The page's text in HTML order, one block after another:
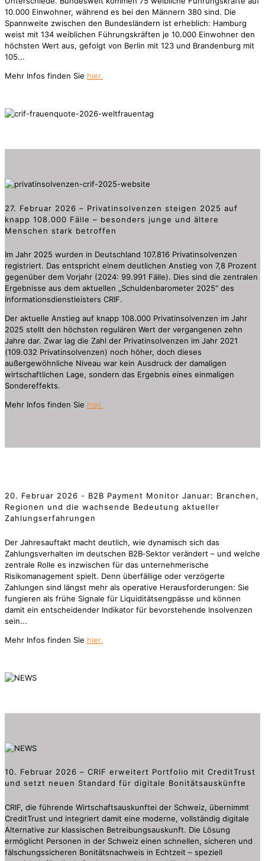
10.000 Einwohner, während es bei den Männern 380 sind. Die
Spannweite zwischen den Bundesländern ist erheblich: Hamburg
weist mit 134 weiblichen Führungskräften je 10.000 Einwohner den
höchsten Wert aus, gefolgt von Berlin mit 123 und Brandenburg mit
105...
Mehr Infos finden Sie hier.
27. Februar 2026 – Privatinsolvenzen steigen 2025 auf
knapp 108.000 Fälle – besonders junge und ältere
Menschen stark betroffen
Im Jahr 2025 wurden in Deutschland 107.816 Privatinsolvenzen
registriert. Das entspricht einem deutlichen Anstieg von 7,8 Prozent
gegenüber dem Vorjahr (2024: 99.991 Fälle). Dies sind die zentralen
Ergebnisse aus dem aktuellen „Schuldenbarometer 2025“ des
Informationsdienstleisters CRIF.
Der aktuelle Anstieg auf knapp 108.000 Privatinsolvenzen im Jahr
2025 stellt den höchsten regulären Wert der vergangenen zehn
Jahre dar. Zwar lag die Zahl der Privatinsolvenzen im Jahr 2021
(109.032 Privatinsolvenzen) noch höher, doch dieses
außergewöhnliche Niveau war kein Ausdruck der damaligen
wirtschaftlichen Lage, sondern das Ergebnis eines einmaligen
Sondereffekts.
Mehr Infos finden Sie hier.
20. Februar 2026 - B2B Payment Monitor Januar: Branchen,
Regionen und die wachsende Bedeutung aktueller
Zahlungserfahrungen
Der Jahresauftakt macht deutlich, wie dynamisch sich das
Zahlungsverhalten im deutschen B2B‑Sektor verändert – und welche
zentrale Rolle es inzwischen für das unternehmerische
Risikomanagement spielt. Denn überfällige oder verzögerte
Zahlungen sind längst mehr als operative Herausforderungen: Sie
fungieren als frühe Signale für Liquiditätsengpässe und können
damit ein entscheidender Indikator für bevorstehende Insolvenzen
sein...
Mehr Infos finden Sie hier.
10. Februar 2026 – CRIF erweitert Portfolio mit CreditTrust
und setzt neuen Standard für digitale Bonitätsauskünfte
CRIF, die führende Wirtschaftsauskunftei der Schweiz, übernimmt
CreditTrust und integriert damit eine moderne, vollständig digitale
Alternative zur klassischen Betreibungsauskunft. Die Lösung
ermöglicht Personen in der Schweiz einen schnellen, sicheren und
fälschungssicheren Bonitätsnachweis in Echtzeit – speziell